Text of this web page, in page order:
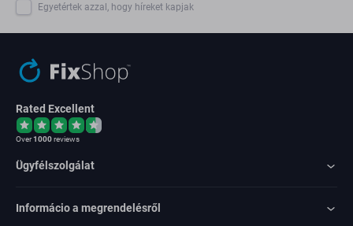
Egyetértek azzal, hogy híreket kapjak
Rated Excellent
Over1000reviews
Ügyfélszolgálat
Informácio a megrendelésről